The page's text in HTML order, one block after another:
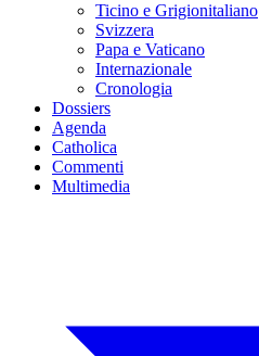
Ticino e Grigionitaliano
Svizzera
Papa e Vaticano
Internazionale
Cronologia
Dossiers
Agenda
Catholica
Commenti
Multimedia